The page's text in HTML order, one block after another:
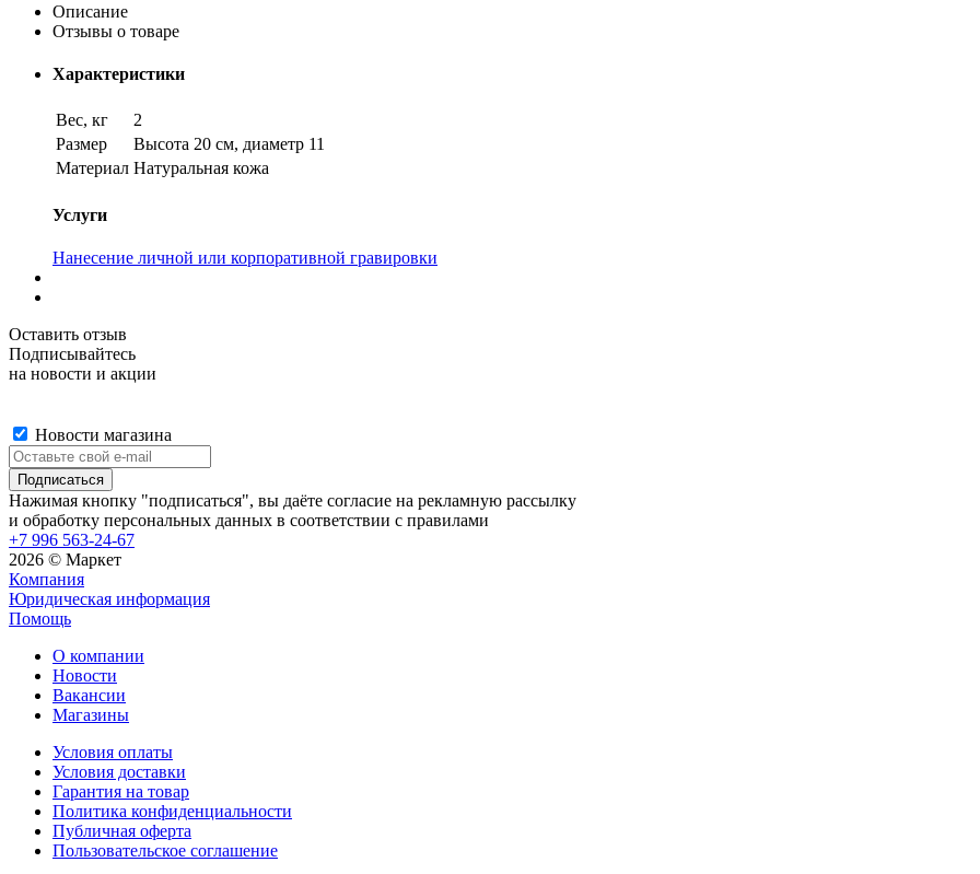
Описание
Отзывы о товаре
Характеристики
Вес, кг
2
Размер
Высота 20 см, диаметр 11
Материал Натуральная кожа
Услуги
Нанесение личной или корпоративной гравировки
Оставить отзыв
Подписывайтесь
на новости и акции
Новости магазина
Нажимая кнопку "подписаться", вы даёте согласие на рекламную рассылку
и обработку персональных данных в соответствии с правилами
+7 996 563-24-67
2026 © Маркет
Компания
Юридическая информация
Помощь
О компании
Новости
Вакансии
Магазины
Условия оплаты
Условия доставки
Гарантия на товар
Политика конфиденциальности
Публичная оферта
Пользовательское соглашение